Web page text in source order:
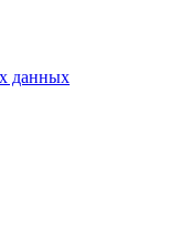
данных